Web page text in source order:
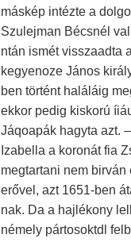
máskép intézte a
Szulejman Bécsnél
ntán ismét visszaadta
kegyenoze János
ben történt haláláig
ekkor pedig kiskorú
Jáqoapák hagyta azt.
Izabella a koronát fia
megtartani nem birván
erővel, azt 1651-ben
nak. Da a hajlékony
némely pártosoktdl